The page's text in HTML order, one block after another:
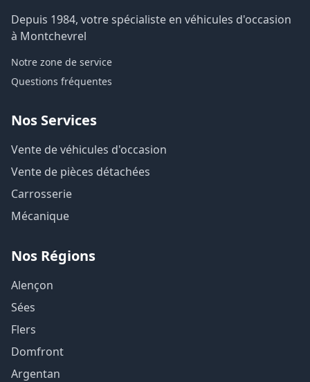
Depuis 1984, votre spécialiste en véhicules d'occasion
à Montchevrel
Notre zone de service
Questions fréquentes
Nos Services
Vente de véhicules d'occasion
Vente de pièces détachées
Carrosserie
Mécanique
Nos Régions
Alençon
Sées
Flers
Domfront
Argentan